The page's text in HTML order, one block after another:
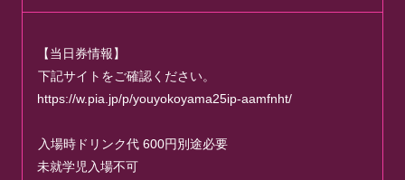
【当日券情報】
下記サイトをご確認ください。
https://w.pia.jp/p/youyokoyama25ip-aamfnht/
入場時ドリンク代 600円別途必要
未就学児入場不可